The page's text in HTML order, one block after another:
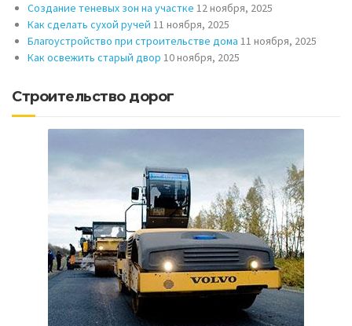
Создание теневых зон на участке 12 ноября, 2025
Как сделать сухой ручей 11 ноября, 2025
Благоустройство при строительстве дома 11 ноября, 2025
Как освежить старый двор 10 ноября, 2025
Строительство дорог